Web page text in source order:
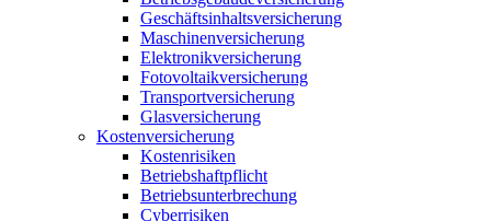
Geschäftsinhaltsversicherung
Maschinenversicherung
Elektronikversicherung
Fotovoltaikversicherung
Transportversicherung
Glasversicherung
Kostenversicherung
Kostenrisiken
Betriebshaftpflicht
Betriebsunterbrechung
Cyberrisiken